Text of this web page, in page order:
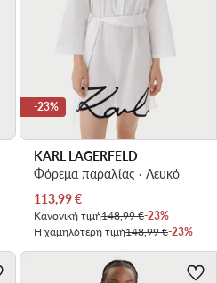
-23%
KARL LAGERFELD
Φόρεμα παραλίας · Λευκό
Τρέχουσα τιμή
113,99€
Κανονική τιμή148,99 €-23%
Η χαμηλότερη τιμή148,99 €-23%